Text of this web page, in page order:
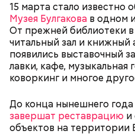
15 марта стало известно
Музея Булгакова в одном
От прежней библиотеки
читальный зал и книжный
появились выставочный
лавки, кафе, музыкальная
коворкинг и многое
До конца нынешнего года
завершат реставрацию и
объектов на территории